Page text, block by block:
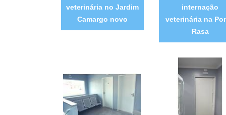
veterinária no Jardim
Camargo novo
internação
veterinária na
Rasa